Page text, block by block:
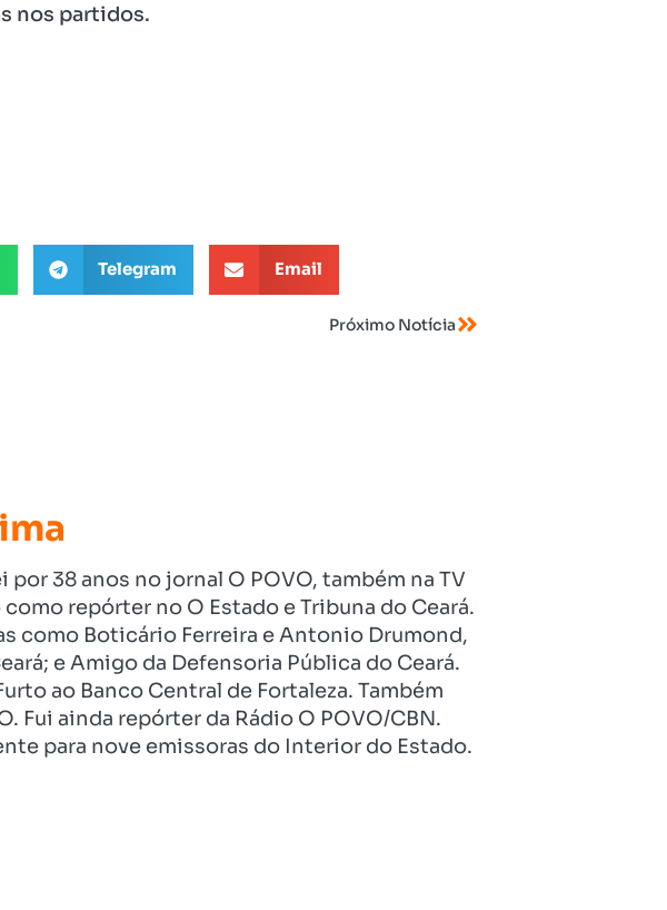
nos partidos.
Telegram Email
Próximo Notícia
38 anos no jornal O POVO, também na TV
repórter no O Estado e Tribuna do Ceará.
como Boticário Ferreira e Antonio Drumond,
e Amigo da Defensoria Pública do Ceará.
ao Banco Central de Fortaleza. Também
Fui ainda repórter da Rádio O POVO/CBN.
para nove emissoras do Interior do Estado.